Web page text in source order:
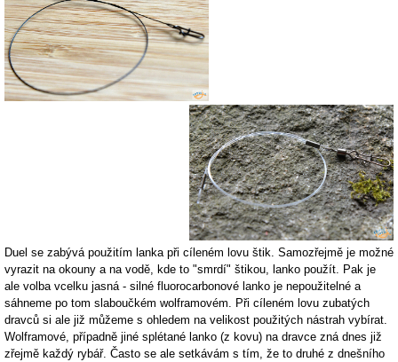
Duel se zabývá použitím lanka při cíleném lovu štik. Samozřejmě je možné
vyrazit na okouny a na vodě, kde to "smrdí" štikou, lanko použít. Pak je
ale volba vcelku jasná - silné fluorocarbonové lanko je nepoužitelné a
sáhneme po tom slaboučkém wolframovém. Při cíleném lovu zubatých
dravců si ale již můžeme s ohledem na velikost použitých nástrah vybírat.
Wolframové, případně jiné splétané lanko (z kovu) na dravce zná dnes již
zřejmě každý rybář. Často se ale setkávám s tím, že to druhé z dnešního